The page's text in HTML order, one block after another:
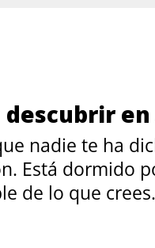
en
nadie te ha
Está dormido
de lo que crees.